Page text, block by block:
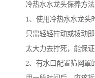
冷热水水龙头保养方法
1、使用冷热水水龙头
只需轻轻拧动或拨动
太大力去拧死，能保
2、有水口配置筛网罩